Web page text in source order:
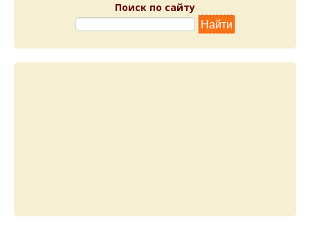
Поиск по сайту